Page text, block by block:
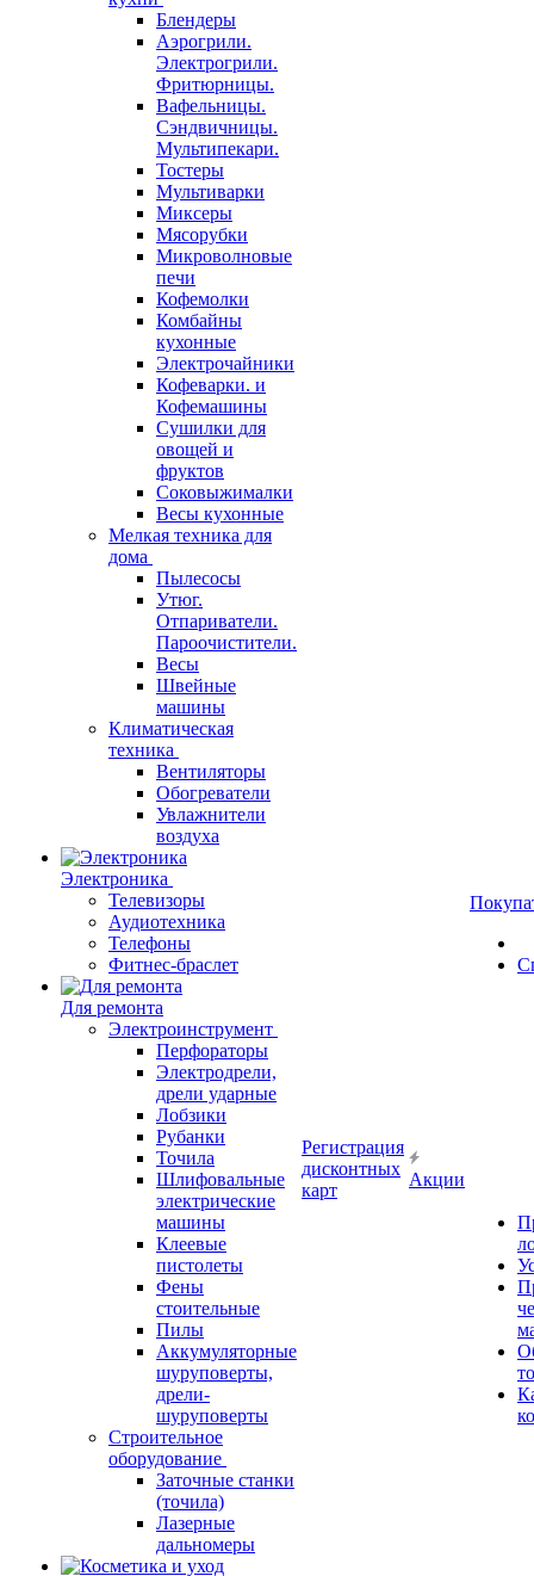
Блендеры
Аэрогрили.
Электрогрили.
Фритюрницы.
Вафельницы.
Сэндвичницы.
Мультипекари.
Тостеры
Мультиварки
Миксеры
Мясорубки
Микроволновые
печи
Кофемолки
Комбайны
кухонные
Электрочайники
Кофеварки. и
Кофемашины
Сушилки для
овощей и
фруктов
Соковыжималки
Весы кухонные
Мелкая техника для
дома
Пылесосы
Утюг.
Отпариватели.
Пароочистители.
Весы
Швейные
машины
Климатическая
техника
Вентиляторы
Обогреватели
Увлажнители
воздуха
Электроника
Телевизоры
Аудиотехника
Телефоны
Фитнес-браслет
Для ремонта
Электроинструмент
Перфораторы
Электродрели,
дрели ударные
Лобзики
Рубанки
Точила
Шлифовальные
электрические
машины
Клеевые
пистолеты
Фены
стоительные
Пилы
Аккумуляторные
шуруповерты,
дрели-
шуруповерты
Строительное
оборудование
Заточные станки
(точила)
Лазерные
дальномеры
Регистрация
дисконтных
карт
Акции